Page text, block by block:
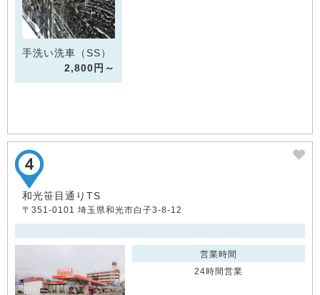
手洗い洗車（SS）
2,800円～
和光笹目通りTS
〒351-0101 埼玉県和光市白子3-8-12
営業時間
24時間営業